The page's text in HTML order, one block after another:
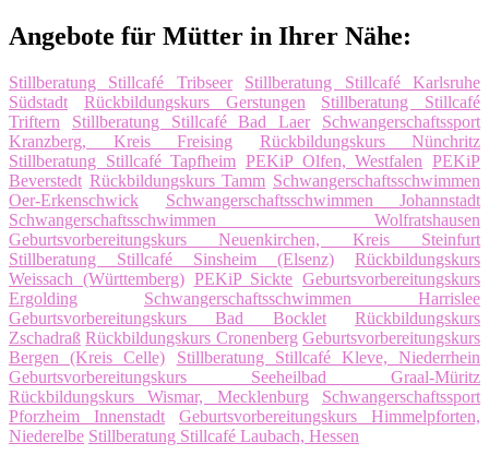
Angebote für Mütter in Ihrer Nähe:
Stillberatung Stillcafé Tribseer
Stillberatung Stillcafé Karlsruhe
Südstadt
Rückbildungskurs Gerstungen
Stillberatung Stillcafé
Triftern
Stillberatung Stillcafé Bad Laer
Schwangerschaftssport
Kranzberg, Kreis Freising
Rückbildungskurs Nünchritz
Stillberatung Stillcafé Tapfheim PEKiP Olfen, Westfalen PEKiP
Beverstedt Rückbildungskurs Tamm Schwangerschaftsschwimmen
Oer-Erkenschwick
Schwangerschaftsschwimmen Johannstadt
Schwangerschaftsschwimmen Wolfratshausen
Geburtsvorbereitungskurs Neuenkirchen, Kreis Steinfurt
Stillberatung Stillcafé Sinsheim (Elsenz)
Rückbildungskurs
Weissach (Württemberg) PEKiP Sickte Geburtsvorbereitungskurs
Ergolding
Schwangerschaftsschwimmen Harrislee
Geburtsvorbereitungskurs Bad Bocklet
Rückbildungskurs
Zschadraß Rückbildungskurs Cronenberg Geburtsvorbereitungskurs
Bergen (Kreis Celle)
Stillberatung Stillcafé Kleve, Niederrhein
Geburtsvorbereitungskurs Seeheilbad Graal-Müritz
Rückbildungskurs Wismar, Mecklenburg
Schwangerschaftssport
Pforzheim Innenstadt
Geburtsvorbereitungskurs Himmelpforten,
Niederelbe Stillberatung Stillcafé Laubach, Hessen